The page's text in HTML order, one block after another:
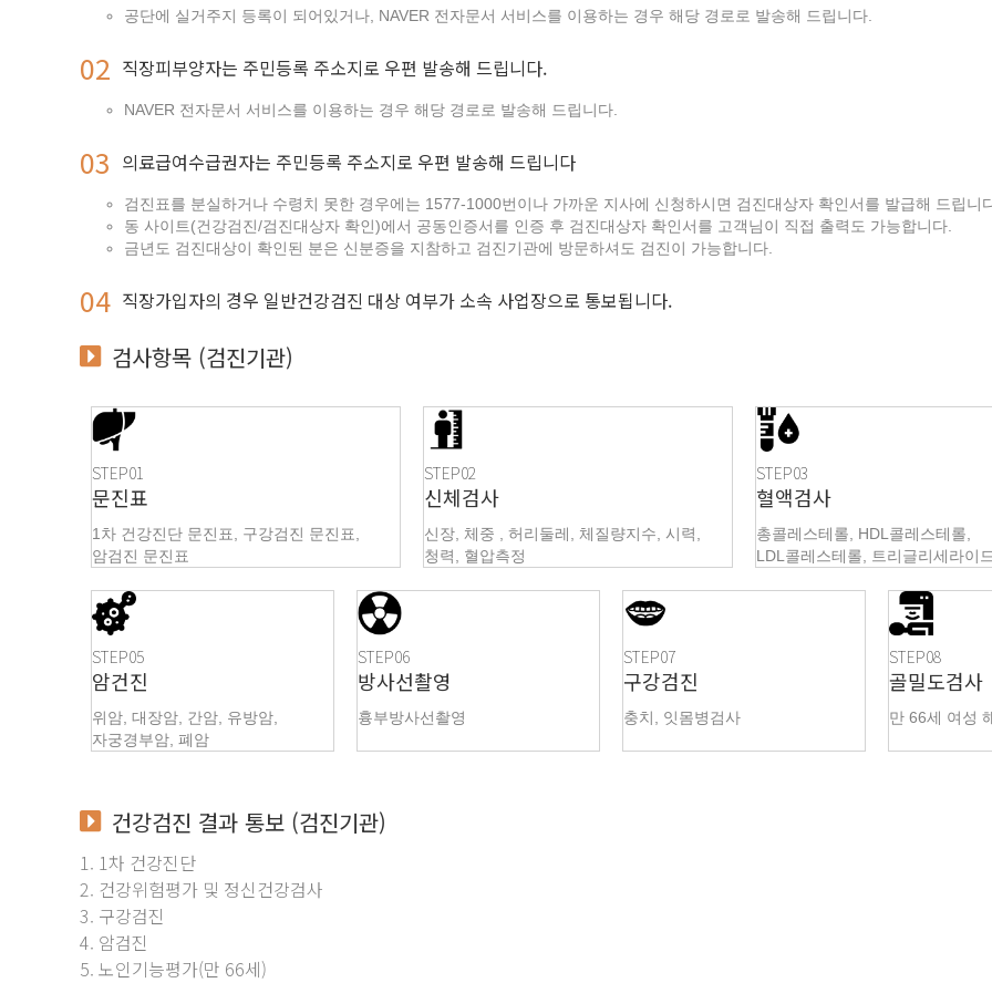
공단에 실거주지 등록이 되어있거나, NAVER 전자문서 서비스를 이용하는 경우 해당 경로로 발송해 드립니다.
직장피부양자는 주민등록 주소지로 우편 발송해 드립니다.
NAVER 전자문서 서비스를 이용하는 경우 해당 경로로 발송해 드립니다.
의료급여수급권자는 주민등록 주소지로 우편 발송해 드립니다
검진표를 분실하거나 수령치 못한 경우에는 1577-1000번이나 가까운 지사에 신청하시면 검진대상자 확인서를 발급해 드립니
동 사이트(건강검진/검진대상자 확인)에서 공동인증서를 인증 후 검진대상자 확인서를 고객님이 직접 출력도 가능합니다.
금년도 검진대상이 확인된 분은 신분증을 지참하고 검진기관에 방문하셔도 검진이 가능합니다.
직장가입자의 경우 일반건강검진 대상 여부가 소속 사업장으로 통보됩니다.
검사항목 (검진기관)
STEP01
문진표
1차 건강진단 문진표, 구강검진 문진표,
암검진 문진표
STEP02
신체검사
신장, 체중 , 허리둘레, 체질량지수, 시력,
청력, 혈압측정
STEP03
혈액검사
총콜레스테롤, HDL콜레스테롤,
LDL콜레스테롤, 트리글리세라이
STEP05
암건진
위암, 대장암, 간암, 유방암,
자궁경부암, 폐암
STEP06
방사선촬영
흉부방사선촬영
STEP07
구강검진
충치, 잇몸병검사
STEP08
골밀도검사
만 66세 여성
건강검진 결과 통보 (검진기관)
1. 1차 건강진단
2. 건강위험평가 및 정신건강검사
3. 구강검진
4. 암검진
5. 노인기능평가(만 66세)